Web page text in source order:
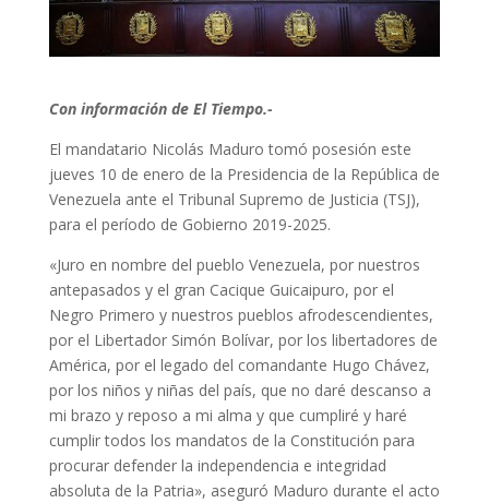
Con información de El Tiempo.-
El mandatario Nicolás Maduro tomó posesión este
jueves 10 de enero de la Presidencia de la República de
Venezuela ante el Tribunal Supremo de Justicia (TSJ),
para el período de Gobierno 2019-2025.
«Juro en nombre del pueblo Venezuela, por nuestros
antepasados y el gran Cacique Guicaipuro, por el
Negro Primero y nuestros pueblos afrodescendientes,
por el Libertador Simón Bolívar, por los libertadores de
América, por el legado del comandante Hugo Chávez,
por los niños y niñas del país, que no daré descanso a
mi brazo y reposo a mi alma y que cumpliré y haré
cumplir todos los mandatos de la Constitución para
procurar defender la independencia e integridad
absoluta de la Patria», aseguró Maduro durante el acto